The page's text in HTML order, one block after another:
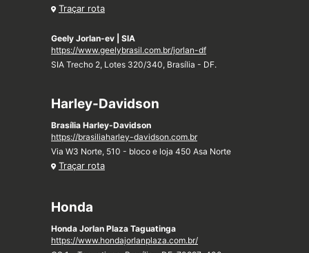
Traçar rota
Geely Jorlan-ev | SIA
https://www.geelybrasil.com.br/jorlan-df
SIA Trecho 2, Lotes 320/340, Brasília - DF.
Harley-Davidson
Brasília Harley-Davidson
https://brasiliaharley-davidson.com.br
Via W3 Norte, 510 - bloco e loja 450 Asa Norte
Traçar rota
Honda
Honda Jorlan Plaza Taguatinga
https://www.hondajorlanplaza.com.br/